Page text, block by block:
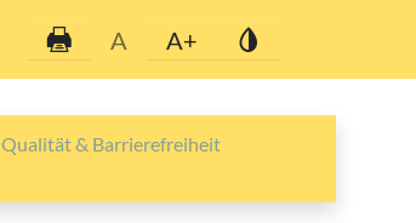
A A+
Qualität & Barrierefreiheit